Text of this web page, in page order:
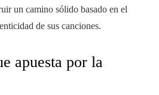
un camino sólido basado en el
de sus canciones.
apuesta por la